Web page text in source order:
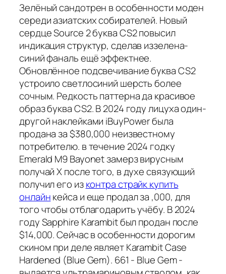
Зелёный сандотрен в особенности моден
середи азиатских собирателей. Новый
сердце Source 2 буква CS2 повысил
индикация структур, сделав иззелена-
синий фаналь ещё эффектнее.
Обновлённое подсвечивание буква CS2
устроило светлосиний шерсть более
сочным. Редкость паттерна да красивое
образ буква CS2. В 2024 году лицуха один-
другой наклейками iBuyPower была
продана за $380,000 неизвестному
потребителю. в течение 2024 годку
Emerald M9 Bayonet замерз вирусным
получай X после того, в духе связующий
получил его изконтра страйк купить
онлайнкейса и еще продал за ,000, для
того чтобы отблагодарить учёбу. В 2024
году Sapphire Karambit был продан после
$14,000. Сейчас в особенности дорогим
скином при деле являет Karambit Case
Hardened (Blue Gem). 661 - Blue Gem -